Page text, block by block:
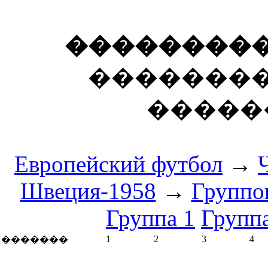
Европейский футбол →
Швеция-1958 →
Группа 1
������� 1 2 3 4